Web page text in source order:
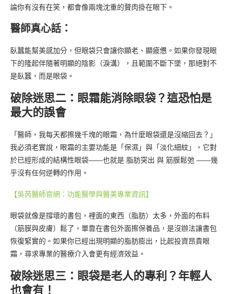
論你有沒有在笑，都會像兩塊沈重的贅肉掛在眼下。
醫師真心話：
臥蠶能幫美感加分，但眼袋只會讓你顯老、顯疲憊。如果你發現眼
下的隆起伴隨著明顯的陰影（淚溝），且範圍不斷下墜，那絕對不
是臥蠶，而是眼袋。
破除迷思二：眼霜能消除眼袋？這恐怕是
最大的誤會
「醫師，我每天都擦幾千塊的眼霜，為什麼眼袋還是沒縮回去？」
我必須老實說，眼霜的主要功能是「保濕」與「淡化細紋」，它對
於已經形成的結構性眼袋——也就是 脂肪突出 與 筋膜鬆弛 ——幾
乎沒有任何逆轉的作用。
【吳芮醫師官網：功能醫學與醫美專業資訊】
眼袋就像是撐壞的書包，裡面的東西（脂肪）太多，外面的布料
（筋膜與皮膚）鬆了，單靠在書包外面擦保養品，是沒辦法讓書包
恢復緊實的。如果你已經出現明顯的脂肪膨出，比起投資昂貴眼
霜，尋求專業的醫療介入會更有經濟效益。
破除迷思三：眼袋是老人的專利？年輕人
也會有！